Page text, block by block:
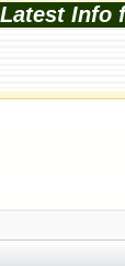
Latest Info